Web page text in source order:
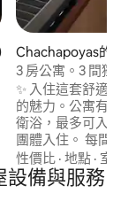
評價中獲得 5 的平
Chachapoyas的
3 房公寓。3 間獨
✨ 入住這套舒適
的魅力。公寓有三
衛浴，最多可入住
團體入住。 每間
水、電視、Wi-Fi
Premium。 此外
房兼用餐區域、洗
性價比 ·地點 · 室
設備與服務